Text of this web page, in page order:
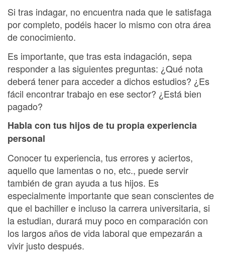
Si tras indagar, no encuentra nada que le satisfaga
por completo, podéis hacer lo mismo con otra área
de conocimiento.
Es importante, que tras esta indagación, sepa
responder a las siguientes preguntas: ¿Qué nota
deberá tener para acceder a dichos estudios? ¿Es
fácil encontrar trabajo en ese sector? ¿Está bien
pagado?
Habla con tus hijos de tu propia experiencia
personal
Conocer tu experiencia, tus errores y aciertos,
aquello que lamentas o no, etc., puede servir
también de gran ayuda a tus hijos. Es
especialmente importante que sean conscientes de
que el bachiller e incluso la carrera universitaria, si
la estudian, durará muy poco en comparación con
los largos años de vida laboral que empezarán a
vivir justo después.